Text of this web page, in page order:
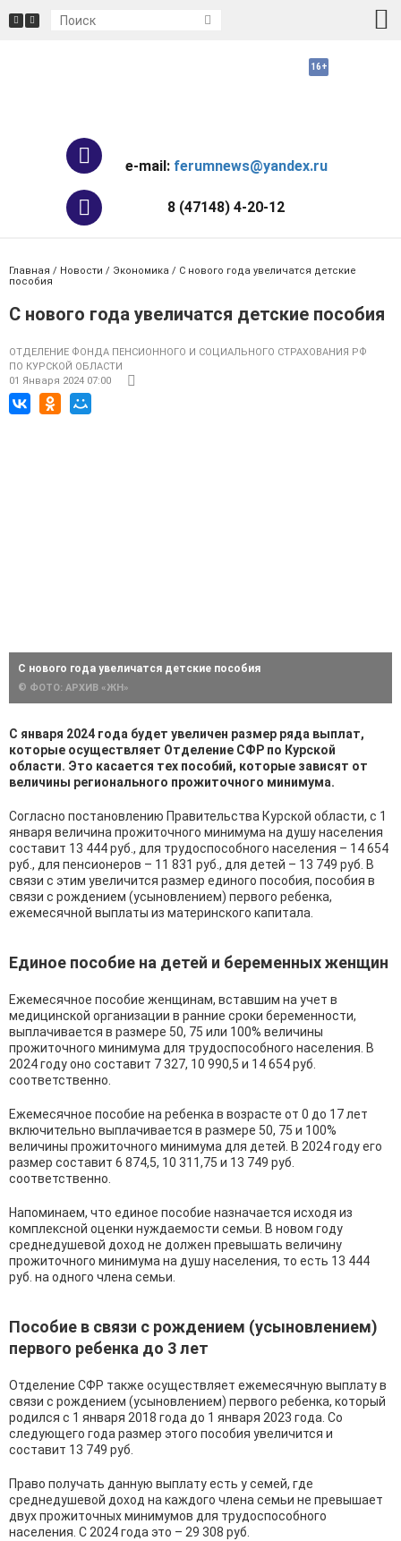
e-mail: ferumnews@yandex.ru
8 (47148) 4-20-12
Главная / Новости / Экономика / С нового года увеличатся детские
пособия
С нового года увеличатся детские пособия
ОТДЕЛЕНИЕ ФОНДА ПЕНСИОННОГО И СОЦИАЛЬНОГО СТРАХОВАНИЯ РФ
ПО КУРСКОЙ ОБЛАСТИ
01 Января 2024 07:00
С нового года увеличатся детские пособия
© ФОТО: АРХИВ «ЖН»
С января 2024 года будет увеличен размер ряда выплат,
которые осуществляет Отделение СФР по Курской
области. Это касается тех пособий, которые зависят от
величины регионального прожиточного минимума.
Согласно постановлению Правительства Курской области, с 1
января величина прожиточного минимума на душу населения
составит 13 444 руб., для трудоспособного населения – 14 654
руб., для пенсионеров – 11 831 руб., для детей – 13 749 руб. В
связи с этим увеличится размер единого пособия, пособия в
связи с рождением (усыновлением) первого ребенка,
ежемесячной выплаты из материнского капитала.
Единое пособие на детей и беременных женщин
Ежемесячное пособие женщинам, вставшим на учет в
медицинской организации в ранние сроки беременности,
выплачивается в размере 50, 75 или 100% величины
прожиточного минимума для трудоспособного населения. В
2024 году оно составит 7 327, 10 990,5 и 14 654 руб.
соответственно.
Ежемесячное пособие на ребенка в возрасте от 0 до 17 лет
включительно выплачивается в размере 50, 75 и 100%
величины прожиточного минимума для детей. В 2024 году его
размер составит 6 874,5, 10 311,75 и 13 749 руб.
соответственно.
Напоминаем, что единое пособие назначается исходя из
комплексной оценки нуждаемости семьи. В новом году
среднедушевой доход не должен превышать величину
прожиточного минимума на душу населения, то есть 13 444
руб. на одного члена семьи.
Пособие в связи с рождением (усыновлением)
первого ребенка до 3 лет
Отделение СФР также осуществляет ежемесячную выплату в
связи с рождением (усыновлением) первого ребенка, который
родился c 1 января 2018 года до 1 января 2023 года. Со
следующего года размер этого пособия увеличится и
составит 13 749 руб.
Право получать данную выплату есть у семей, где
среднедушевой доход на каждого члена семьи не превышает
двух прожиточных минимумов для трудоспособного
населения. С 2024 года это – 29 308 руб.